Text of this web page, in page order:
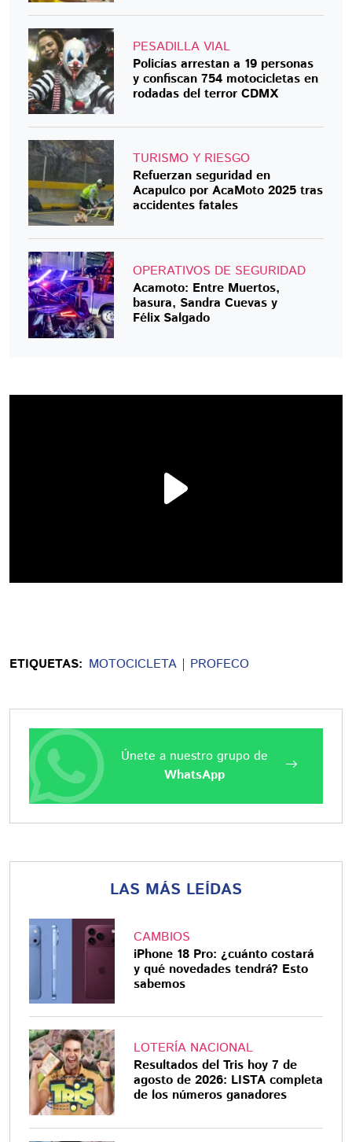
PESADILLA VIAL
Policías arrestan a 19 personas
y confiscan 754 motocicletas en
rodadas del terror CDMX
TURISMO Y RIESGO
Refuerzan seguridad en
Acapulco por AcaMoto 2025 tras
accidentes fatales
OPERATIVOS DE SEGURIDAD
Acamoto: Entre Muertos,
basura, Sandra Cuevas y
Félix Salgado
ETIQUETAS: MOTOCICLETA PROFECO
Únete a nuestro grupo de
WhatsApp
LAS MÁS LEÍDAS
CAMBIOS
iPhone 18 Pro: ¿cuánto costará
y qué novedades tendrá? Esto
sabemos
LOTERÍA NACIONAL
Resultados del Tris hoy 7 de
agosto de 2026: LISTA completa
de los números ganadores